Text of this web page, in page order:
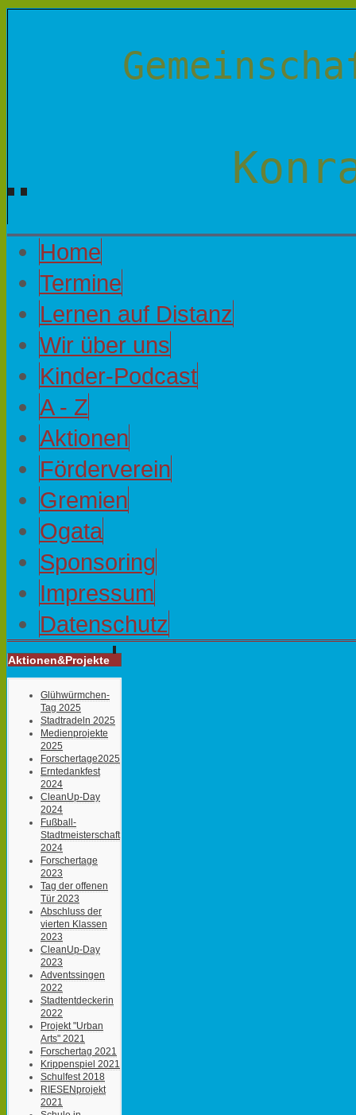
Home
Termine
Lernen auf Distanz
Wir über uns
Kinder-Podcast
A - Z
Aktionen
Förderverein
Gremien
Ogata
Sponsoring
Impressum
Datenschutz
Aktionen&Projekte
Glühwürmchen-
Tag 2025
Stadtradeln 2025
Medienprojekte
2025
Forschertage2025
Erntedankfest
2024
CleanUp-Day
2024
Fußball-
Stadtmeisterschaft
2024
Forschertage
2023
Tag der offenen
Tür 2023
Abschluss der
vierten Klassen
2023
CleanUp-Day
2023
Adventssingen
2022
Stadtentdeckerin
2022
Projekt "Urban
Arts" 2021
Forschertag 2021
Krippenspiel 2021
Schulfest 2018
RIESENprojekt
2021